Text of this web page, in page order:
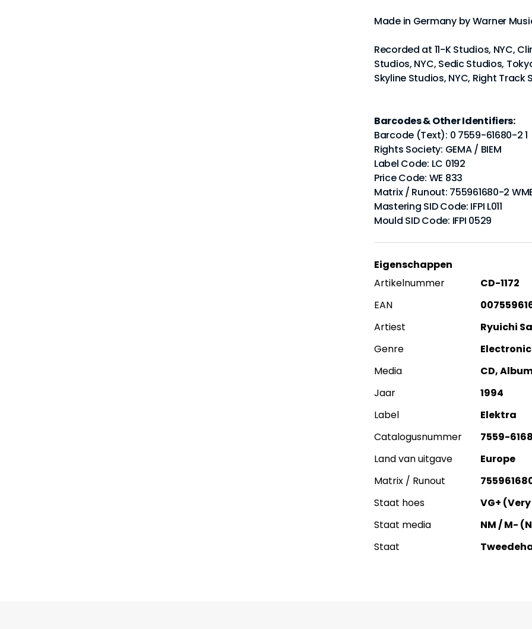
Made in Germany by Warner
Recorded at 11-K Studios, NYC,
Studios, NYC, Sedic Studios,
Skyline Studios, NYC, Right Track
Barcodes & Other Identifiers:
Barcode (Text): 0 7559-61680-2 1
Rights Society: GEMA / BIEM
Label Code: LC 0192
Price Code: WE 833
Matrix / Runout: 755961680-2
Mastering SID Code: IFPI L011
Mould SID Code: IFPI 0529
Eigenschappen
Artikelnummer
CD-1172
EAN
Artiest
Ryuichi
Genre
Electronic
Media
CD,
Jaar
1994
Label
Elektra
Catalogusnummer
7559-
Land van uitgave
Europe
Matrix / Runout
Staat hoes
VG+
Staat media
NM / M-
Staat